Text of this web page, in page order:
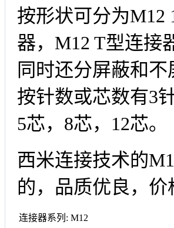
按形状可分为M12
器，M12 T型连接
同时还分屏蔽和
按针数或芯数有3
5芯，8芯，12芯。
西米连接技术的
的，品质优良，
连接器系列: M12